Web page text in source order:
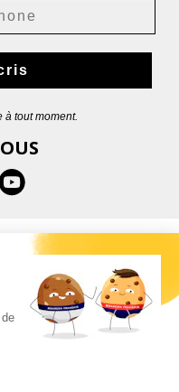
tout moment.